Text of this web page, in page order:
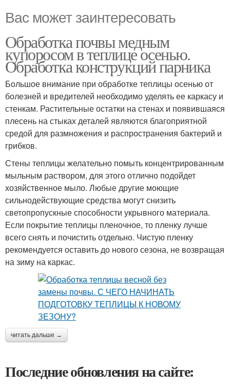
Вас может заинтересовать
Обработка почвы медным
купоросом в теплице осенью.
Обработка конструкций парника
Большое внимание при обработке теплицы осенью от
болезней и вредителей необходимо уделять ее каркасу и
стенкам. Растительные остатки на стенах и появившаяся
плесень на стыках деталей являются благоприятной
средой для размножения и распространения бактерий и
грибков.
Стены теплицы желательно помыть концентрированным
мыльным раствором, для этого отлично подойдет
хозяйственное мыло. Любые другие моющие
сильнодействующие средства могут снизить
светопропускные способности укрывного материала.
Если покрытие теплицы пленочное, то пленку лучше
всего снять и почистить отдельно. Чистую пленку
рекомендуется оставить до нового сезона, не возвращая
на зиму на каркас.
читать дальше →
Последние обновления на сайте: